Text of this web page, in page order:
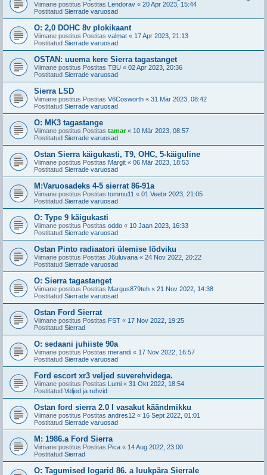
Viimane postitus Postitas Lendorav « 20 Apr 2023, 15:44
Postitatud Sierrade varuosad
O: 2,0 DOHC 8v plokikaant
Viimane postitus Postitas valmat « 17 Apr 2023, 21:13
Postitatud Sierrade varuosad
OSTAN: uuema kere Sierra tagastanget
Viimane postitus Postitas TBU « 02 Apr 2023, 20:36
Postitatud Sierrade varuosad
Sierra LSD
Viimane postitus Postitas V6Cosworth « 31 Mär 2023, 08:42
Postitatud Sierrade varuosad
O: MK3 tagastange
Viimane postitus Postitas tamar« 10 Mär 2023, 08:57
Postitatud Sierrade varuosad
Ostan Sierra käigukasti, T9, OHC, 5-käiguline
Viimane postitus Postitas Margit « 06 Mär 2023, 18:53
Postitatud Sierrade varuosad
M:Varuosadeks 4-5 sierrat 86-91a
Viimane postitus Postitas tommu11 « 01 Veebr 2023, 21:05
Postitatud Sierrade varuosad
O: Type 9 käigukasti
Viimane postitus Postitas oddo « 10 Jaan 2023, 16:33
Postitatud Sierrade varuosad
Ostan Pinto radiaatori ülemise lõdviku
Viimane postitus Postitas J6uluvana « 24 Nov 2022, 20:22
Postitatud Sierrade varuosad
O: Sierra tagastanget
Viimane postitus Postitas Margus879teh « 21 Nov 2022, 14:38
Postitatud Sierrade varuosad
Ostan Ford Sierrat
Viimane postitus Postitas FST « 17 Nov 2022, 19:25
Postitatud Sierrad
O: sedaani juhiiste 90a
Viimane postitus Postitas merandi « 17 Nov 2022, 16:57
Postitatud Sierrade varuosad
Ford escort xr3 veljed suverehvidega.
Viimane postitus Postitas Lumi « 31 Okt 2022, 18:54
Postitatud Veljed ja rehvid
Ostan ford sierra 2.0 I vasakut käändmikku
Viimane postitus Postitas andres12 « 16 Sept 2022, 01:01
Postitatud Sierrade varuosad
M: 1986.a Ford Sierra
Viimane postitus Postitas Pica « 14 Aug 2022, 23:00
Postitatud Sierrad
O: Tagumised logarid 86. a luukpära Sierrale